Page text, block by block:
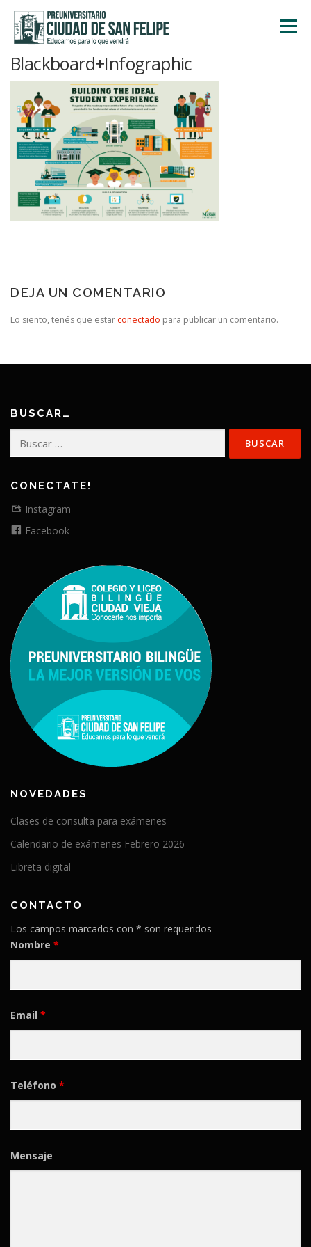
contenido
Menú
TALLERES ACTIVIDADES INSCRIPCIONES
Blackboard+Infographic
DEJA UN COMENTARIO
Lo siento, tenés que estar conectado para publicar un comentario.
BUSCAR…
CONECTATE!
Instagram
Facebook
NOVEDADES
Clases de consulta para exámenes
Calendario de exámenes Febrero 2026
Libreta digital
CONTACTO
Los campos marcados con * son requeridos
Nombre *
Email *
Teléfono *
Mensaje